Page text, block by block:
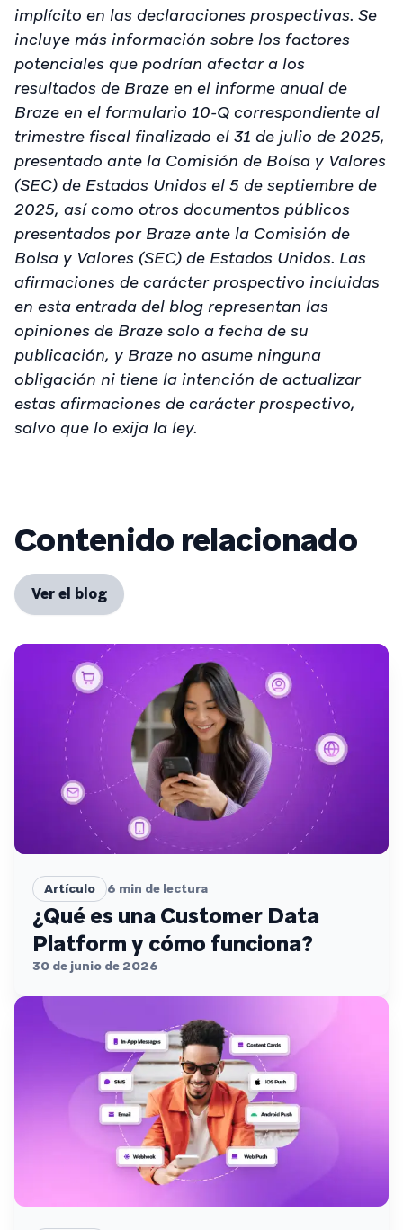
implícito en las declaraciones prospectivas. Se
incluye más información sobre los factores
potenciales que podrían afectar a los
resultados de Braze en el informe anual de
Braze en el formulario 10-Q correspondiente al
trimestre fiscal finalizado el 31 de julio de 2025,
presentado ante la Comisión de Bolsa y Valores
(SEC) de Estados Unidos el 5 de septiembre de
2025, así como otros documentos públicos
presentados por Braze ante la Comisión de
Bolsa y Valores (SEC) de Estados Unidos. Las
afirmaciones de carácter prospectivo incluidas
en esta entrada del blog representan las
opiniones de Braze solo a fecha de su
publicación, y Braze no asume ninguna
obligación ni tiene la intención de actualizar
estas afirmaciones de carácter prospectivo,
salvo que lo exija la ley.
Contenido relacionado
Ver el blog
Artículo 6 min de lectura
¿Qué es una Customer Data
Platform y cómo funciona?
30 de junio de 2026